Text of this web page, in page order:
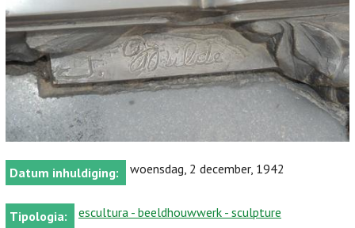
Datum inhuldiging: woensdag, 2 december, 1942
Tipologia: escultura - beeldhouwwerk - sculpture